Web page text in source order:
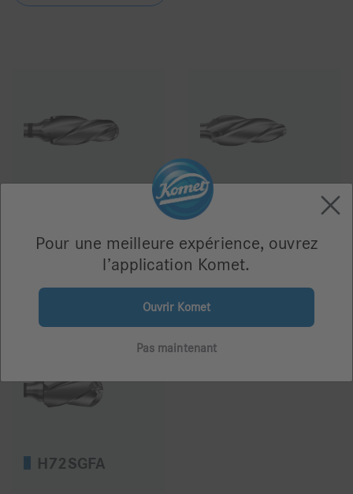
56,30 € 56,30 €
H72SGFA
Pour une meilleure expérience, ouvrez
l’application Komet.
Ouvrir Komet
Pas maintenant